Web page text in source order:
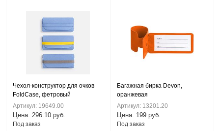
Чехол-конструктор для очков
FoldCase, фетровый
Артикул: 19649.00
Цена: 296.10 руб.
Под заказ
Багажная бирка Devon,
оранжевая
Артикул: 13201.20
Цена: 199 руб.
Под заказ